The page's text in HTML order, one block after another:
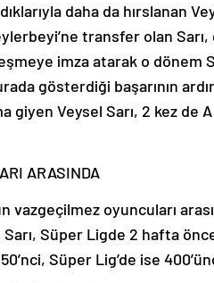
daha da hırslanan
transfer olan
imza atarak o dönem
gösterdiği başarının
Veysel Sarı, 2 kez de A
ARASINDA
vazgeçilmez oyuncuları
Sarı, Süper Ligde 2 hafta
Süper Lig’de ise